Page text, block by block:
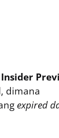
dimana
expired